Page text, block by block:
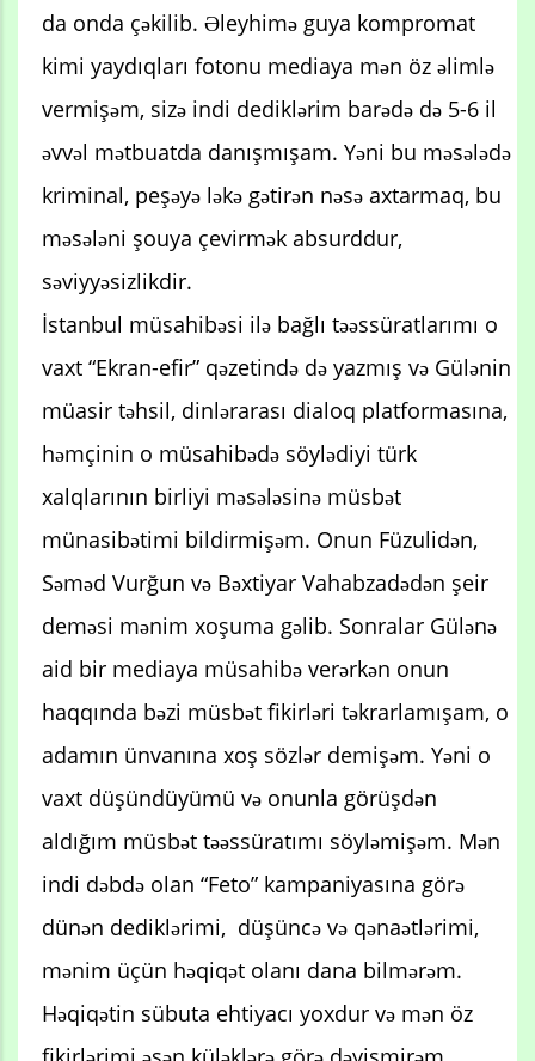
da onda çəkilib. Əleyhimə guya kompromat
kimi yaydıqları fotonu mediaya mən öz əlimlə
vermişəm, sizə indi dediklərim barədə də 5-6 il
əvvəl mətbuatda danışmışam. Yəni bu məsələdə
kriminal, peşəyə ləkə gətirən nəsə axtarmaq, bu
məsələni şouya çevirmək absurddur,
səviyyəsizlikdir.
İstanbul müsahibəsi ilə bağlı təəssüratlarımı o
vaxt “Ekran-efir” qəzetində də yazmış və Gülənin
müasir təhsil, dinlərarası dialoq platformasına,
həmçinin o müsahibədə söylədiyi türk
xalqlarının birliyi məsələsinə müsbət
münasibətimi bildirmişəm. Onun Füzulidən,
Səməd Vurğun və Bəxtiyar Vahabzadədən şeir
deməsi mənim xoşuma gəlib. Sonralar Gülənə
aid bir mediaya müsahibə verərkən onun
haqqında bəzi müsbət fikirləri təkrarlamışam, o
adamın ünvanına xoş sözlər demişəm. Yəni o
vaxt düşündüyümü və onunla görüşdən
aldığım müsbət təəssüratımı söyləmişəm. Mən
indi dəbdə olan “Feto” kampaniyasına görə
dünən dediklərimi, düşüncə və qənaətlərimi,
mənim üçün həqiqət olanı dana bilmərəm.
Həqiqətin sübuta ehtiyacı yoxdur və mən öz